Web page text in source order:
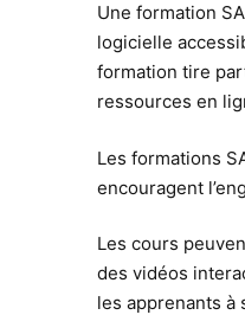
Une formation
logicielle
formation tire
ressources en
Les formations
encouragent
Les cours
des vidéos
les apprenants à